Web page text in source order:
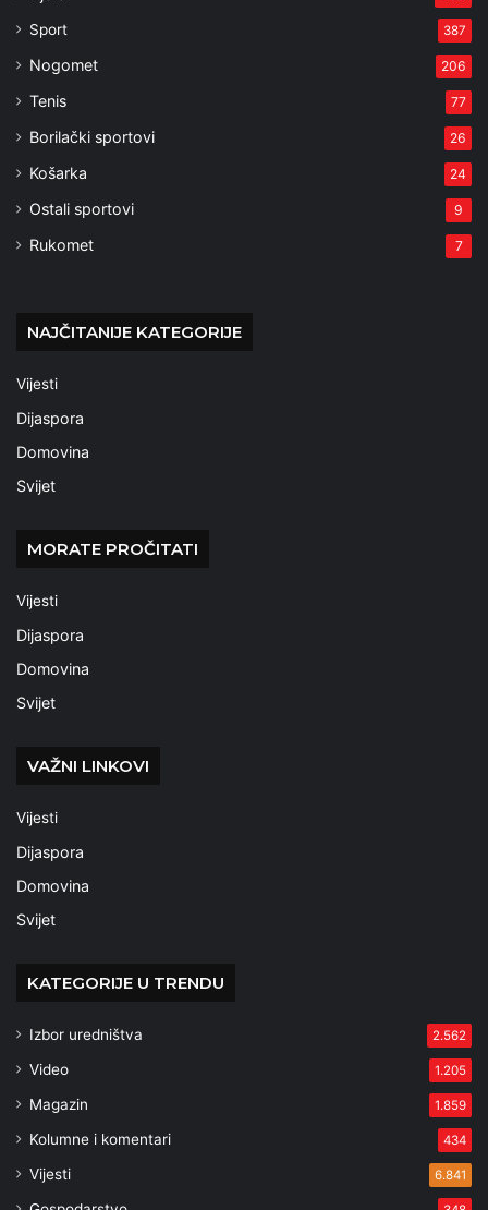
Sport 387
Nogomet 206
Tenis 77
Borilački sportovi 26
Košarka 24
Ostali sportovi 9
Rukomet 7
NAJČITANIJE KATEGORIJE
Vijesti
Dijaspora
Domovina
Svijet
MORATE PROČITATI
Vijesti
Dijaspora
Domovina
Svijet
VAŽNI LINKOVI
Vijesti
Dijaspora
Domovina
Svijet
KATEGORIJE U TRENDU
Izbor uredništva 2.562
Video 1.205
Magazin 1.859
Kolumne i komentari 434
Vijesti 6.841